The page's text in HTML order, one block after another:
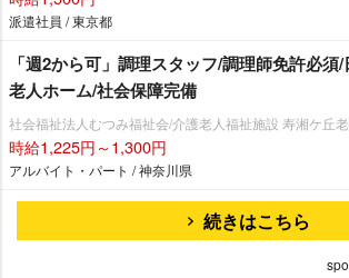
派遣社員 / 東京都
「週2から可」調理スタッフ/調理師免許必
老人ホーム/社会保障完備
社会福祉法人むつみ福祉会/介護老人福祉施設 寿湘ケ丘
時給1,225円～1,300円
アルバイト・パート / 神奈川県
続きはこちら